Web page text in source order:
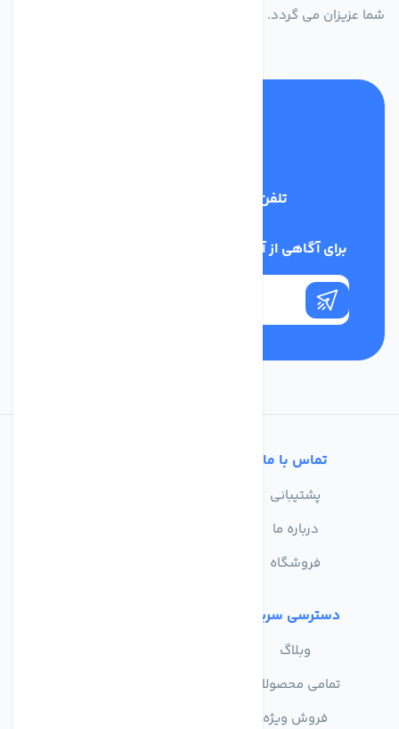
شما عزیزان می گردد.
تلفن پشتیبانی
برای آگاهی از آخرین اخبار در خبرنامه ما عضو شوید
تماس با ما
پشتیبانی
درباره ما
فروشگاه
دسترسی سریع
وبلاگ
تمامی محصولات
فروش ویژه